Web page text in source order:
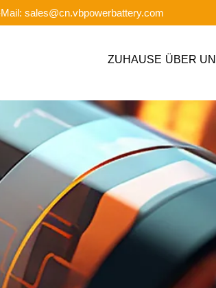
sales@cn.vbpowerbattery.com
ZUHAUSE ÜBER